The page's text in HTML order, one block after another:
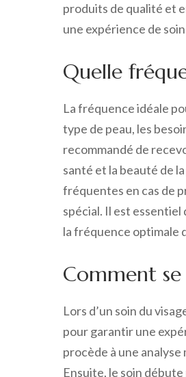
produits de qualité et
une expérience de
Quelle
La fréquence idéale
type de peau, les
recommandé de
santé et la beauté de
fréquentes en cas de
spécial. Il est
la fréquence optimale
Comment
Lors d’un soin du
pour garantir une
procède à une
Ensuite, le soin